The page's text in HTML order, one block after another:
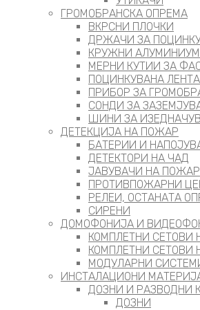
ГРОМОБРАНСКА ОПРЕМА
ВКРСНИ ПЛОЧКИ
ДРЖАЧИ ЗА
КРУЖНИ
МЕРНИ КУТИИ ЗА
ПОЦИНКУВАНА ЛЕНТА
ПРИБОР ЗА
СОНДИ ЗА
ШИНИ ЗА
ДЕТЕКЦИЈА НА ПОЖАР
БАТЕРИИ И
ДЕТЕКТОРИ НА ЧАД
ЈАВУВАЧИ НА ПОЖАР
ПРОТИВПОЖАРНИ
РЕЛЕИ, ОСТАНАТА
СИРЕНИ
ДОМОФОНИЈА И
КОМПЛЕТНИ СЕТОВИ
КОМПЛЕТНИ СЕТОВИ
МОДУЛАРНИ
ИНСТАЛАЦИОНИ
ДОЗНИ И РАЗВОДНИ
ДОЗНИ